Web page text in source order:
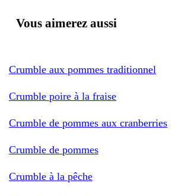
Vous aimerez aussi
Crumble aux pommes traditionnel
Crumble poire à la fraise
Crumble de pommes aux cranberries
Crumble de pommes
Crumble à la pêche